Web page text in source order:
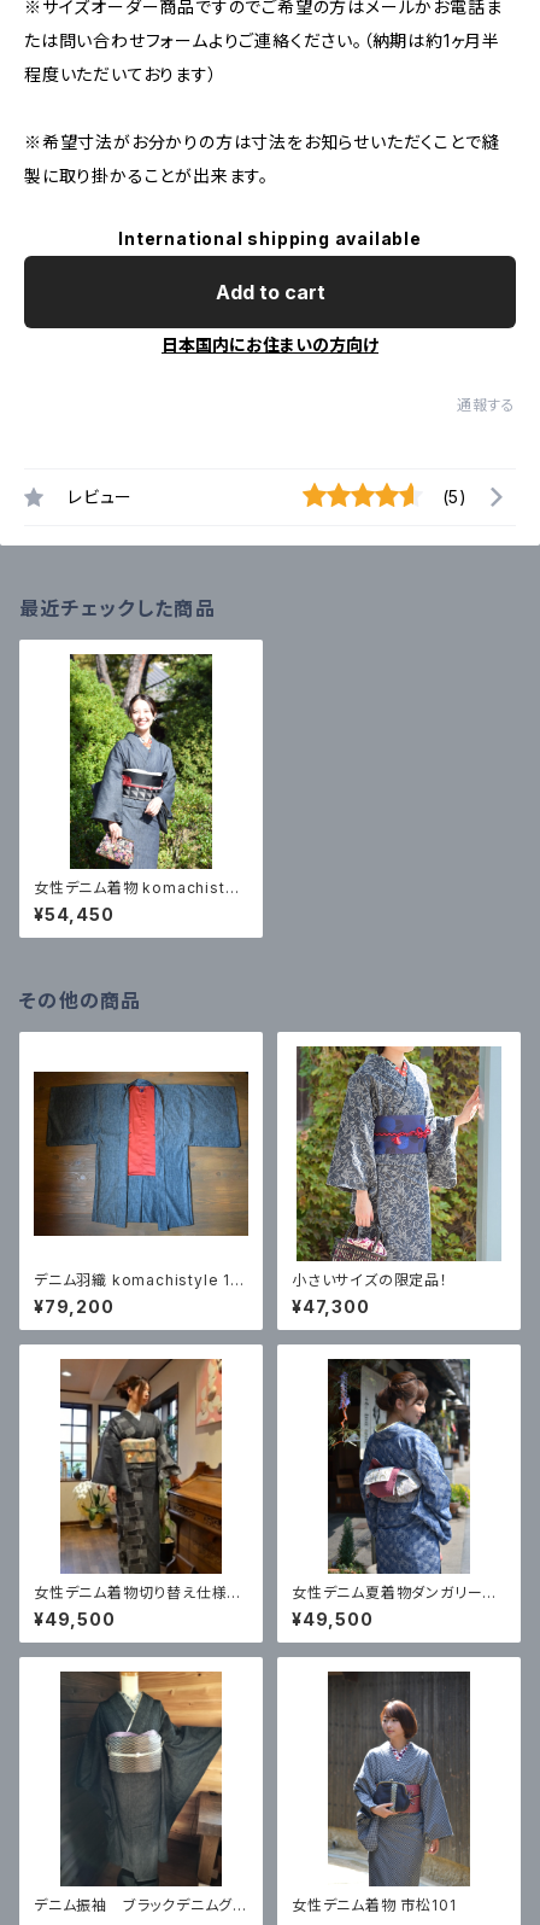
※サイズオーダー商品ですのでご希望の方はメールかお電話ま
たは問い合わせフォームよりご連絡ください。（納期は約1ヶ月半
程度いただいております）
※希望寸法がお分かりの方は寸法をお知らせいただくことで縫
製に取り掛かることが出来ます。
International shipping available
Add to cart
日本国内にお住まいの方向け
通報する
レビュー (5)
最近チェックした商品
女性デニム着物 komachistyl
e 1818＃55
¥54,450
その他の商品
デニム羽織 komachistyle 181
8 #22（還暦スタイル）
¥79,200
小さいサイズの限定品！
¥47,300
女性デニム着物切り替え仕様（9
248・パッチワーク柄）
¥49,500
女性デニム夏着物ダンガリージ
ャガード 「リーフ」
¥49,500
デニム振袖 ブラックデニムグラ
女性デニム着物 市松101